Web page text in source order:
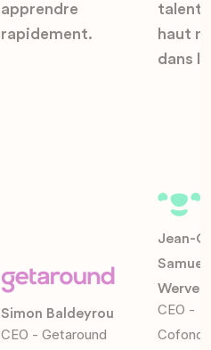
apprendre
rapidement.
Simon Baldeyrou
CEO - Getaround
haut
dans
Jean-
Werve
CEO -